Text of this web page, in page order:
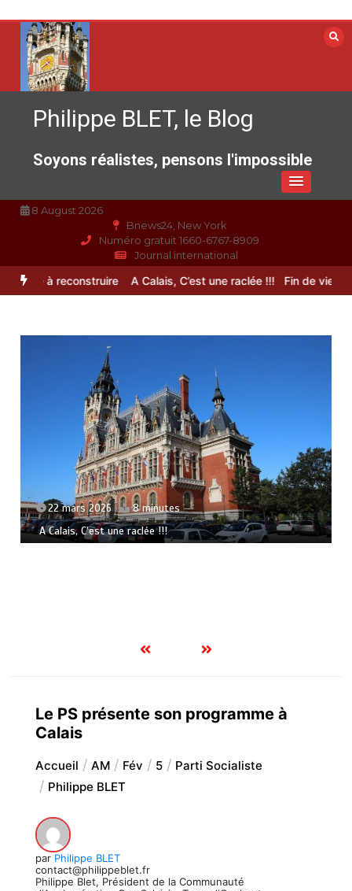
contenu
Philippe BLET, le Blog
Soyons réalistes, pensons l'impossible
8 August 2026
Bnews24, New York
Numéro gratuit 1660-6767-8909
Journal international
à reconstruire A Calais, C’est une raclée !!! Fin de vie :
22 mars 2026 8 minutes
A Calais, C’est une raclée !!!
Le PS présente son programme à
Calais
Accueil AM Fév 5
Parti Socialiste
Philippe BLET
par Philippe BLET
contact@philippeblet.fr
Philippe Blet, Président de la Communauté